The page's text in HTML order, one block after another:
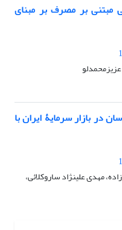
مبتنی بر مصرف بر مبنای
در بازار سرمایۀ ایران با
مهدی علینژاد ساروکلائی،